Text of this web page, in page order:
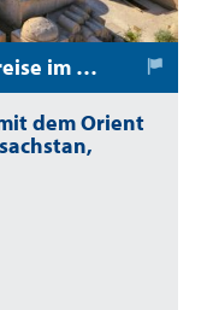
Kaspische Abenteuer: Zugreise im Orient Silk Road Express
dem Orient